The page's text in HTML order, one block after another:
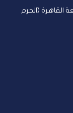
القاهرة (الحرم